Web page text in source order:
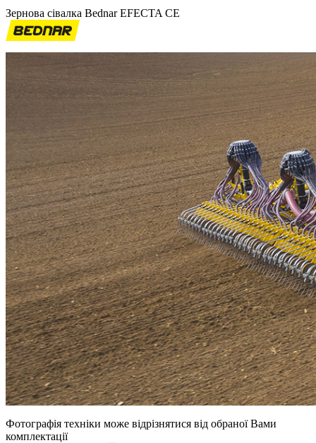
Зернова сівалка Bednar EFECTA CE
Фотографія техніки може відрізнятися від обраної Вами
комплектації